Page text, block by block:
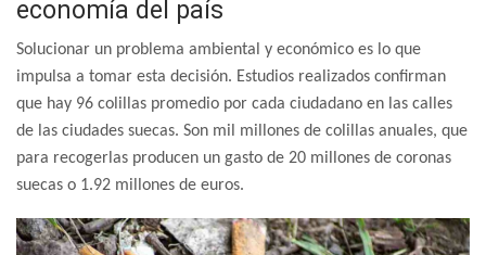
economía del país
Solucionar un problema ambiental y económico es lo que
impulsa a tomar esta decisión. Estudios realizados confirman
que hay 96 colillas promedio por cada ciudadano en las calles
de las ciudades suecas. Son mil millones de colillas anuales, que
para recogerlas producen un gasto de 20 millones de coronas
suecas o 1.92 millones de euros.